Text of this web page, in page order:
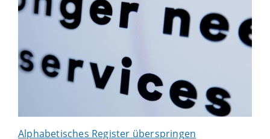
Alphabetisches Register überspringen